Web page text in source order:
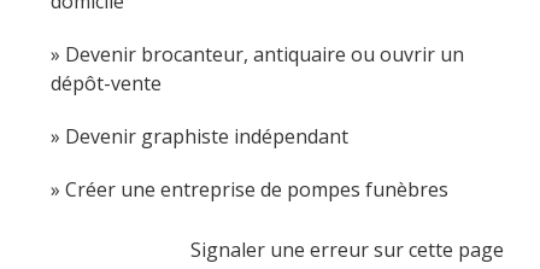
Devenir brocanteur, antiquaire ou ouvrir un
dépôt-vente
Devenir graphiste indépendant
Créer une entreprise de pompes funèbres
Signaler une erreur sur cette page